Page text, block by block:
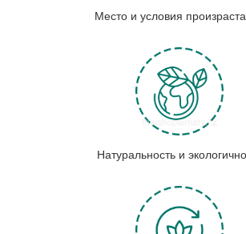
Место и условия
Натуральность и